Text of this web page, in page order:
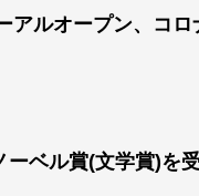
アルオープン、コ
ーベル賞(文学賞)を